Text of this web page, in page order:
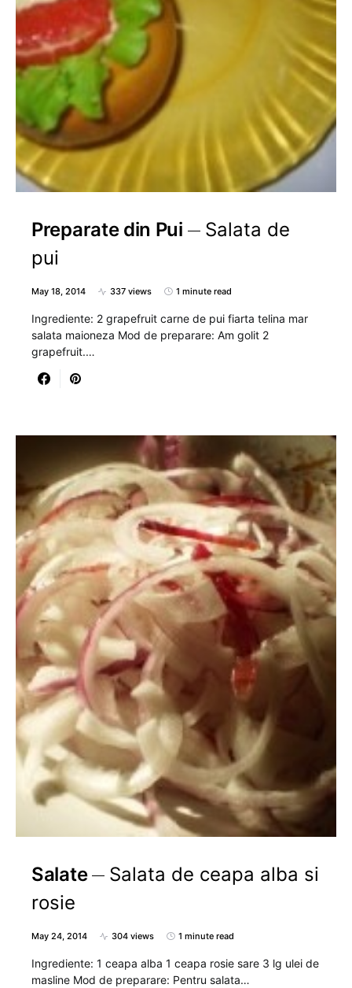
Preparate din Pui
Salata de
pui
May 18, 2014 337 views 1 minute read
Ingrediente: 2 grapefruit carne de pui fiarta telina mar
salata maioneza Mod de preparare: Am golit 2
grapefruit.…
Salate
Salata de ceapa alba si
rosie
May 24, 2014 304 views 1 minute read
Ingrediente: 1 ceapa alba 1 ceapa rosie sare 3 lg ulei de
masline Mod de preparare: Pentru salata…